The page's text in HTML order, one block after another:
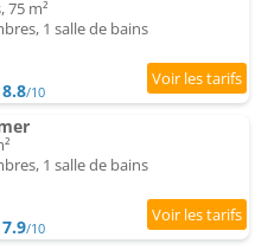
75 m²
1 salle de bains
8.8/10
1 salle de bains
7.9/10